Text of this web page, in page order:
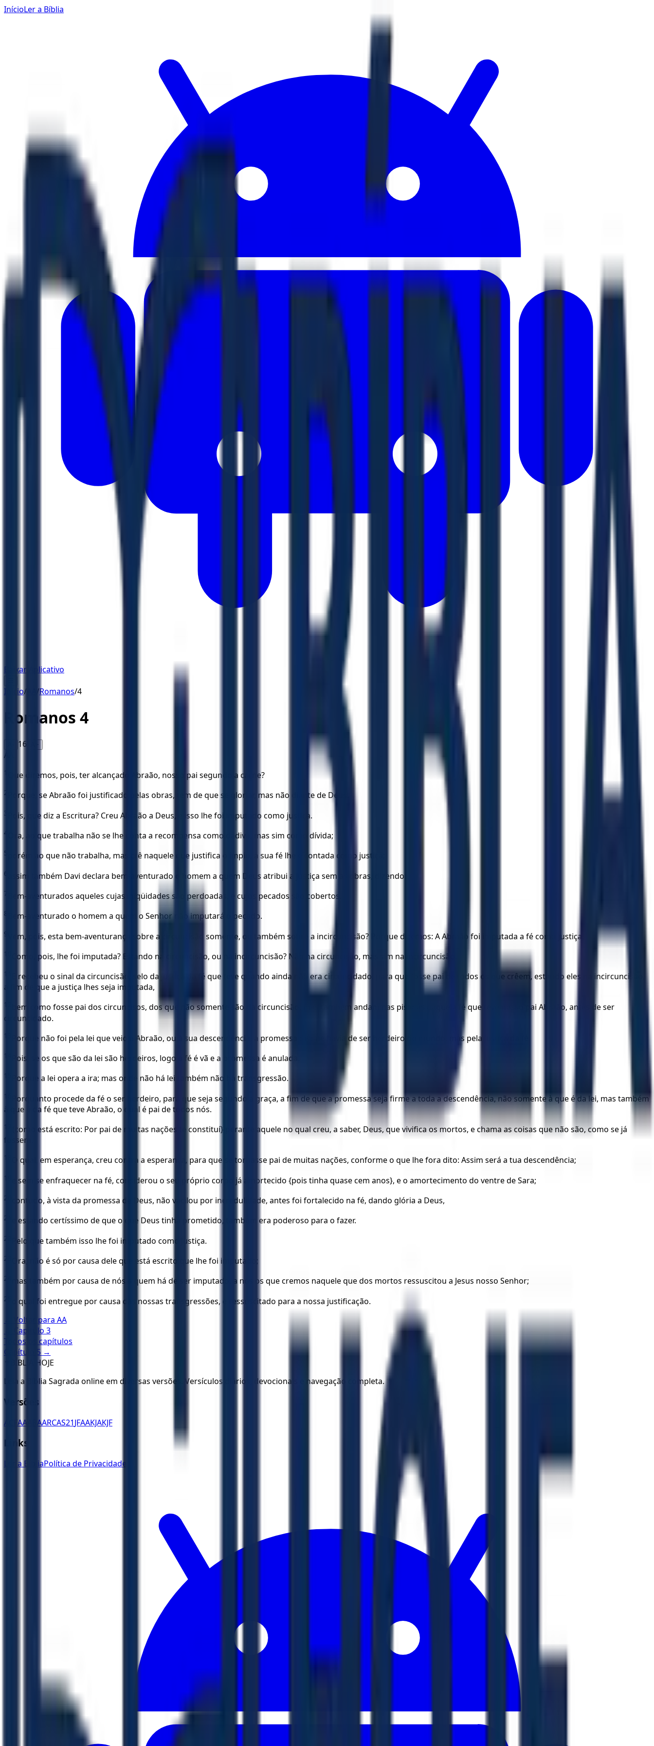
InícioLer a Bíblia
Baixar Aplicativo
Início/ /Romanos/4
Romanos 4
16 A+
AA
1 Que diremos, pois, ter alcançado Abraão, nosso pai segundo a carne?
2 Porque, se Abraão foi justificado pelas obras, tem de que se gloriar, mas não diante de Deus.
3 Pois, que diz a Escritura? Creu Abraão a Deus, e isso lhe foi imputado como justiça.
4 Ora, ao que trabalha não se lhe conta a recompensa como dádiva, mas sim como dívida;
5 porém ao que não trabalha, mas crê naquele que justifica o ímpio, a sua fé lhe é contada como justiça;
6 assim também Davi declara bem-aventurado o homem a quem Deus atribui a justiça sem as obras, dizendo:
7 Bem-aventurados aqueles cujas iniqüidades são perdoadas, e cujos pecados são cobertos.
8 Bem-aventurado o homem a quem o Senhor não imputará o pecado.
9 Vem, pois, esta bem-aventurança sobre a circuncisão somente, ou também sobre a incircuncisão? Porque dizemos: A Abraão foi imputada a fé como justiça.
10 Como, pois, lhe foi imputada? Estando na circuncisão, ou na incircuncisão? Não na circuncisão, mas sim na incircuncisão.
11
E recebeu o sinal da circuncisão, selo da justiça da fé que teve quando ainda não era circuncidado, para que fosse pai de todos os que crêem, estando eles na incircuncisão,
a fim de que a justiça lhes seja imputada,
12
bem como fosse pai dos circuncisos, dos que não somente são da circuncisão, mas também andam nas pisadas daquela fé que teve nosso pai Abraão, antes de ser
circuncidado.
13 Porque não foi pela lei que veio a Abraão, ou à sua descendência, a promessa de que havia de ser herdeiro do mundo, mas pela justiça da fé.
14 Pois, se os que são da lei são herdeiros, logo a fé é vã e a promessa é anulada.
15 Porque a lei opera a ira; mas onde não há lei também não há transgressão.
16
Porquanto procede da fé o ser herdeiro, para que seja segundo a graça, a fim de que a promessa seja firme a toda a descendência, não somente à que é da lei, mas também
à que é da fé que teve Abraão, o qual é pai de todos nós.
17
{como está escrito: Por pai de muitas nações te constituí} perante aquele no qual creu, a saber, Deus, que vivifica os mortos, e chama as coisas que não são, como se já
fossem.
18 O qual, em esperança, creu contra a esperança, para que se tornasse pai de muitas nações, conforme o que lhe fora dito: Assim será a tua descendência;
19 e sem se enfraquecer na fé, considerou o seu próprio corpo já amortecido {pois tinha quase cem anos}, e o amortecimento do ventre de Sara;
20 contudo, à vista da promessa de Deus, não vacilou por incredulidade, antes foi fortalecido na fé, dando glória a Deus,
21 e estando certíssimo de que o que Deus tinha prometido, também era poderoso para o fazer.
22 Pelo que também isso lhe foi imputado como justiça.
23 Ora, não é só por causa dele que está escrito que lhe foi imputado;
24 mas também por causa de nós a quem há de ser imputado, a nós os que cremos naquele que dos mortos ressuscitou a Jesus nosso Senhor;
25
o qual foi entregue por causa das nossas transgressões, e ressuscitado para a nossa justificação.
← Voltar para AA
← Capítulo 3
Todos os capítulos
Capítulo
5 →
BÍBLIA HOJE
Leia a Bíblia Sagrada online em diversas versões. Versículos diários, devocionais e navegação completa.
Versões
ACFAA ARAARCAS21JFAAKJAKJF
Links
Ler a BíbliaPolítica de Privacidade